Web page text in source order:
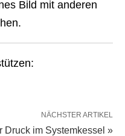
Bild mit anderen
NÄCHSTER ARTIKEL
Druck im Systemkessel »